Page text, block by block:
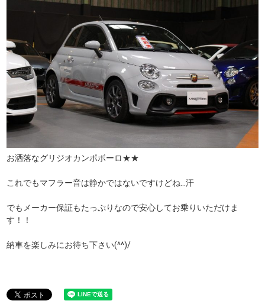
お洒落なグリジオカンポボーロ★★
これでもマフラー音は静かではないですけどね…汗
でもメーカー保証もたっぷりなので安心してお乗りいただけま
す！！
納車を楽しみにお待ち下さい(^^)/